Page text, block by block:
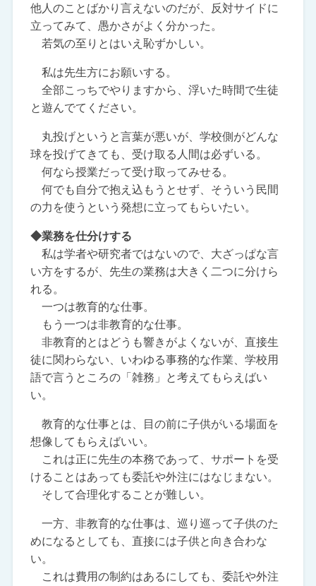
他人のことばかり言えないのだが、反対サイドに
立ってみて、愚かさがよく分かった。
若気の至りとはいえ恥ずかしい。
私は先生方にお願いする。
全部こっちでやりますから、浮いた時間で生徒
と遊んでてください。
丸投げというと言葉が悪いが、学校側がどんな
球を投げてきても、受け取る人間は必ずいる。
何なら授業だって受け取ってみせる。
何でも自分で抱え込もうとせず、そういう民間
の力を使うという発想に立ってもらいたい。
◆業務を仕分けする
私は学者や研究者ではないので、大ざっぱな言
い方をするが、先生の業務は大きく二つに分けら
れる。
一つは教育的な仕事。
もう一つは非教育的な仕事。
非教育的とはどうも響きがよくないが、直接生
徒に関わらない、いわゆる事務的な作業、学校用
語で言うところの「雑務」と考えてもらえばい
い。
教育的な仕事とは、目の前に子供がいる場面を
想像してもらえばいい。
これは正に先生の本務であって、サポートを受
けることはあっても委託や外注にはなじまない。
そして合理化することが難しい。
一方、非教育的な仕事は、巡り巡って子供のた
めになるとしても、直接には子供と向き合わな
い。
これは費用の制約はあるにしても、委託や外注